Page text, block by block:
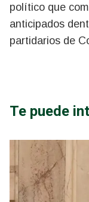
político que
anticipados
partidarios de
Te puede